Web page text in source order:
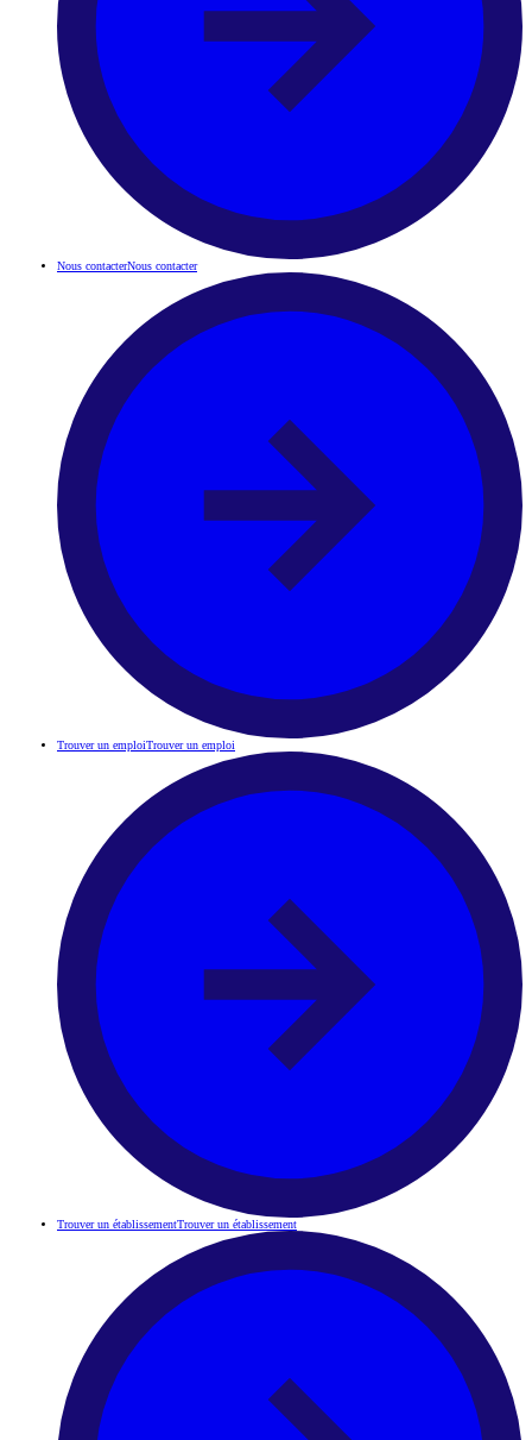
Nous contacterNous contacter
Trouver un emploiTrouver un emploi
Trouver un établissementTrouver un établissement